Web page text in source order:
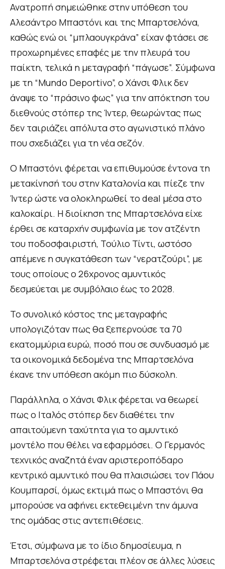
Ανατροπή σημειώθηκε στην υπόθεση του
Αλεσάντρο Μπαστόνι και της Μπαρτσελόνα,
καθώς ενώ οι “μπλαουγκράνα” είχαν φτάσει σε
προχωρημένες επαφές με την πλευρά του
παίκτη, τελικά η μεταγραφή “πάγωσε”. Σύμφωνα
με τη “Mundo Deportivo”, ο Χάνσι Φλικ δεν
άναψε το “πράσινο φως” για την απόκτηση του
διεθνούς στόπερ της Ίντερ, θεωρώντας πως
δεν ταιριάζει απόλυτα στο αγωνιστικό πλάνο
που σχεδιάζει για τη νέα σεζόν.
Ο Μπαστόνι φέρεται να επιθυμούσε έντονα τη
μετακίνησή του στην Καταλονία και πίεζε την
Ίντερ ώστε να ολοκληρωθεί το deal μέσα στο
καλοκαίρι. Η διοίκηση της Μπαρτσελόνα είχε
έρθει σε καταρχήν συμφωνία με τον ατζέντη
του ποδοσφαιριστή, Τούλιο Τίντι, ωστόσο
απέμενε η συγκατάθεση των “νερατζούρι”, με
τους οποίους ο 26χρονος αμυντικός
δεσμεύεται με συμβόλαιο έως το 2028.
Το συνολικό κόστος της μεταγραφής
υπολογιζόταν πως θα ξεπερνούσε τα 70
εκατομμύρια ευρώ, ποσό που σε συνδυασμό με
τα οικονομικά δεδομένα της Μπαρτσελόνα
έκανε την υπόθεση ακόμη πιο δύσκολη.
Παράλληλα, ο Χάνσι Φλικ φέρεται να θεωρεί
πως ο Ιταλός στόπερ δεν διαθέτει την
απαιτούμενη ταχύτητα για το αμυντικό
μοντέλο που θέλει να εφαρμόσει. Ο Γερμανός
τεχνικός αναζητά έναν αριστεροπόδαρο
κεντρικό αμυντικό που θα πλαισιώσει τον Πάου
Κουμπαρσί, όμως εκτιμά πως ο Μπαστόνι θα
μπορούσε να αφήνει εκτεθειμένη την άμυνα
της ομάδας στις αντεπιθέσεις.
Έτσι, σύμφωνα με το ίδιο δημοσίευμα, η
Μπαρτσελόνα στρέφεται πλέον σε άλλες λύσεις